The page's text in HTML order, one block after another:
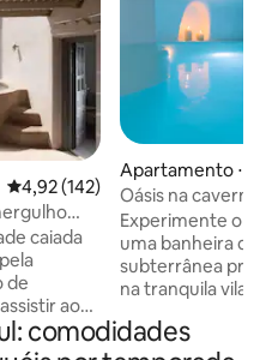
4,92 de uma avaliação média de
4,92 (142)
o mar
caiada
de
ao
com uma
Apartamento ⋅
Oásis na caverna
subterrâneo
Experimente o
uma banheira de
subterrânea
na tranquila vila
caldeira nas
comodidades